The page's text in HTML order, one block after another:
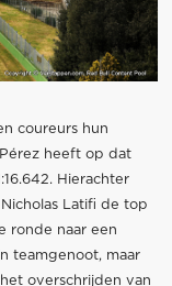
coureurs hun
heeft op dat
Hierachter
Latifi de top
ronde naar een
teamgenoot, maar
overschrijden van